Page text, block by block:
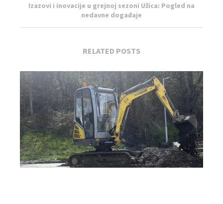
Izazovi i inovacije u grejnoj sezoni Užica: Pogled na
nedavne događaje
RELATED POSTS